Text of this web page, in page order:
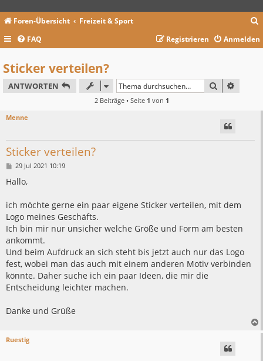
Foren-Übersicht Freizeit & Sport
c
FAQ Anmelden
Registrieren
Sticker verteilen?
ANTWORTEN SUCHE
2 Beiträge • Seite 1 von 1
Menne
Sticker verteilen?
B
i
a
g
29 Jul 2021 10:19
Hallo,
ich möchte gerne ein paar eigene Sticker verteilen, mit dem
Logo meines Geschäfts.
Ich bin mir nur unsicher welche Größe und Form am besten
ankommt.
Und beim Aufdruck an sich steht bis jetzt auch nur das Logo
fest, wobei man das auch mit einem anderen Motiv verbinden
könnte. Daher suche ich ein paar Ideen, die mir die
Entscheidung leichter machen.
Danke und Grüße
Ruestig